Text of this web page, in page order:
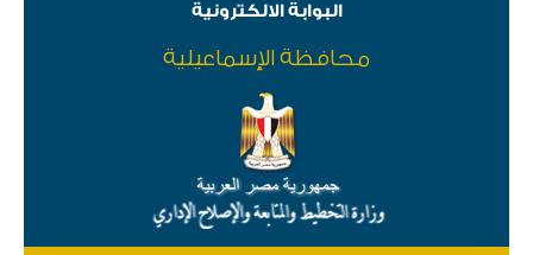
البوابة الالكترونية
محافظة الإسماعيلية